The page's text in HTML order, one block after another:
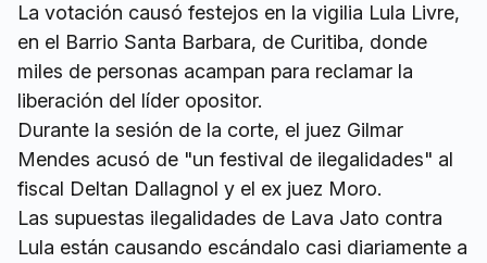
La votación causó festejos en la vigilia Lula Livre,
en el Barrio Santa Barbara, de Curitiba, donde
miles de personas acampan para reclamar la
liberación del líder opositor.
Durante la sesión de la corte, el juez Gilmar
Mendes acusó de "un festival de ilegalidades" al
fiscal Deltan Dallagnol y el ex juez Moro.
Las supuestas ilegalidades de Lava Jato contra
Lula están causando escándalo casi diariamente a